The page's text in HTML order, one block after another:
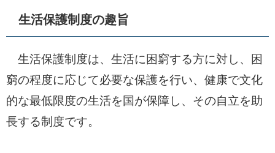
生活保護制度の趣旨
生活保護制度は、生活に困窮する方に対し、困
窮の程度に応じて必要な保護を行い、健康で文化
的な最低限度の生活を国が保障し、その自立を助
長する制度です。